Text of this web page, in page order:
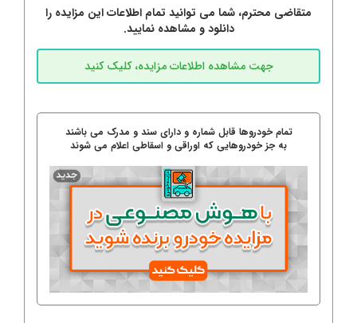
متقاضی محترم، شما می توانید تمام اطلاعات این مزایده را
دانلود و مشاهده نمایید.
تمام خودروها قابل شماره و دارای سند و مدرک می باشند
به جز خودروهایی که اوراقی و اسقاطی اعلام می شوند